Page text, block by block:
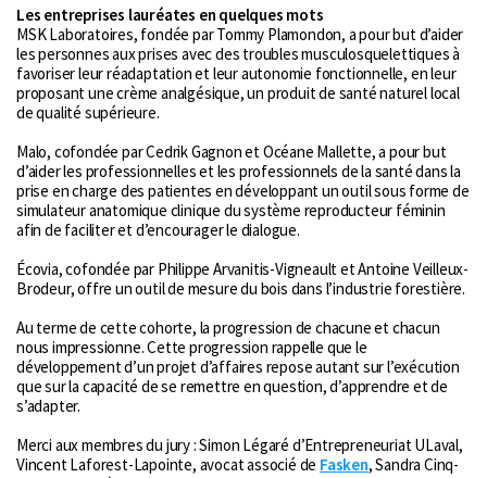
Les entreprises lauréates en quelques mots
MSK Laboratoires, fondée par Tommy Plamondon, a pour but d’aider
les personnes aux prises avec des troubles musculosquelettiques à
favoriser leur réadaptation et leur autonomie fonctionnelle, en leur
proposant une crème analgésique, un produit de santé naturel local
de qualité supérieure.
Malo, cofondée par Cedrik Gagnon et Océane Mallette, a pour but
d’aider les professionnelles et les professionnels de la santé dans la
prise en charge des patientes en développant un outil sous forme de
simulateur anatomique clinique du système reproducteur féminin
afin de faciliter et d’encourager le dialogue.
Écovia, cofondée par Philippe Arvanitis-Vigneault et Antoine Veilleux-
Brodeur, offre un outil de mesure du bois dans l’industrie forestière.
Au terme de cette cohorte, la progression de chacune et chacun
nous impressionne. Cette progression rappelle que le
développement d’un projet d’affaires repose autant sur l’exécution
que sur la capacité de se remettre en question, d’apprendre et de
s’adapter.
Merci aux membres du jury : Simon Légaré d’Entrepreneuriat ULaval,
Vincent Laforest-Lapointe, avocat associé de Fasken, Sandra Cinq-